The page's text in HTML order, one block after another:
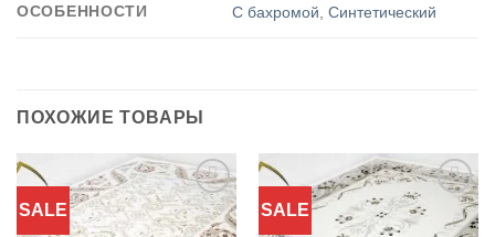
ОСОБЕННОСТИ С бахромой ,Синтетический
ПОХОЖИЕ ТОВАРЫ
SALE
Добавить
в
SALE
Добавить